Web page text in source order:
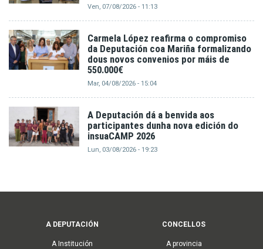
Ven, 07/08/2026 - 11:13
Carmela López reafirma o compromiso
da Deputación coa Mariña formalizando
dous novos convenios por máis de
550.000€
Mar, 04/08/2026 - 15:04
A Deputación dá a benvida aos
participantes dunha nova edición do
insuaCAMP 2026
Lun, 03/08/2026 - 19:23
navigation
A DEPUTACIÓN
A Institución
CONCELLOS
A provincia